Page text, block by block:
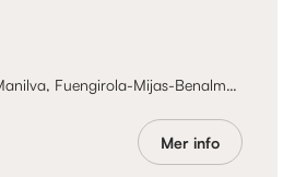
Estepona-Marbella-Manilva, Fuengirola-Mijas-Benalmádena
Mer info